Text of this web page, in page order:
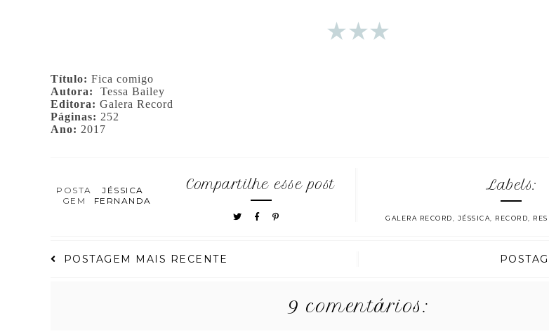
Título: Fica comigo
Autora:
Tessa Bailey
Editora: Galera Record
Páginas: 252
Ano: 2017
POSTA
GEM
JÉSSICA
FERNANDA
Compartilhe esse post Labels:
GALERA RECORD JÉSSICA RECORD
POSTAGEM MAIS RECENTE
9 comentários: